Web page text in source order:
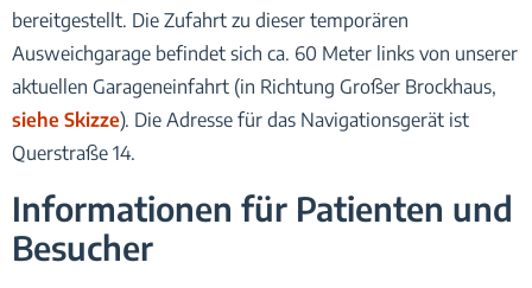
bereitgestellt. Die Zufahrt zu dieser temporären
Ausweichgarage befindet sich ca. 60 Meter links von unserer
aktuellen Garageneinfahrt (in Richtung Großer Brockhaus,
siehe Skizze). Die Adresse für das Navigationsgerät ist
Querstraße 14.
Informationen für Patienten und
Besucher